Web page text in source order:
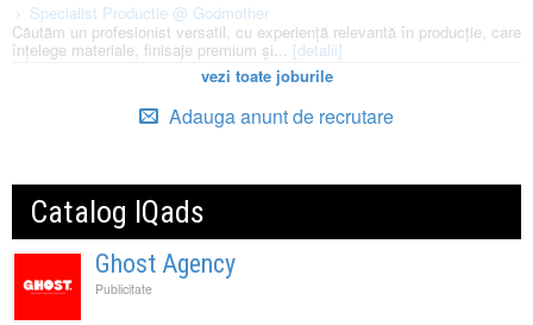
Specialist Productie @ Godmother
Căutăm un profesionist versatil, cu experiență relevantă în producție, care
înțelege materiale, finisaje premium și... [detalii]
vezi toate joburile
Adauga anunt de recrutare
Catalog IQads
Ghost Agency
Publicitate